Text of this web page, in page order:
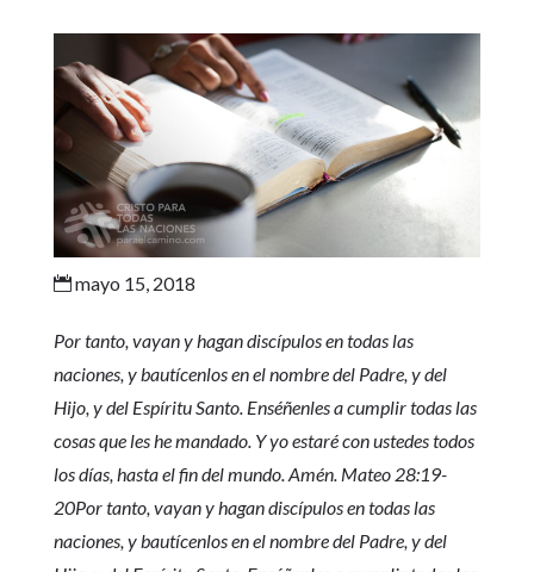
mayo 15, 2018
Por tanto, vayan y hagan discípulos en todas las
naciones, y bautícenlos en el nombre del Padre, y del
Hijo, y del Espíritu Santo. Enséñenles a cumplir todas las
cosas que les he mandado. Y yo estaré con ustedes todos
los días, hasta el fin del mundo. Amén. Mateo 28:19-
20Por tanto, vayan y hagan discípulos en todas las
naciones, y bautícenlos en el nombre del Padre, y del